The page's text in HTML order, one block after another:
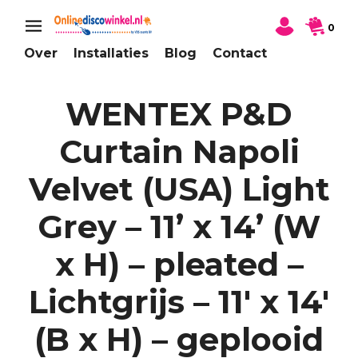
Over Installaties Blog Contact
0
WENTEX P&D
Curtain Napoli
Velvet (USA) Light
Grey – 11’ x 14’ (W
x H) – pleated –
Lichtgrijs – 11′ x 14′
(B x H) – geplooid